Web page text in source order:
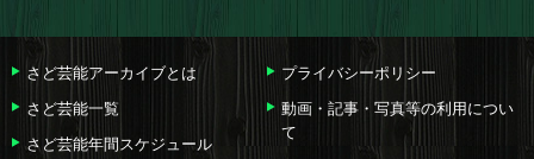
さど芸能アーカイブとは
さど芸能一覧
さど芸能年間スケジュール
プライバシーポリシー
動画・記事・写真等の利用につい
て